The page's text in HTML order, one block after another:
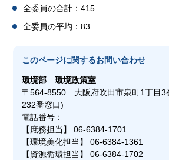
全委員の合計：415
全委員の平均：83
このページに関するお問い合わせ
環境部環境政策室
〒564-8550 大阪府吹田市泉町1丁目
232番窓口)
電話番号：
【庶務担当】 06-6384-1701
【環境美化担当】 06-6384-1361
【資源循環担当】 06-6384-1702